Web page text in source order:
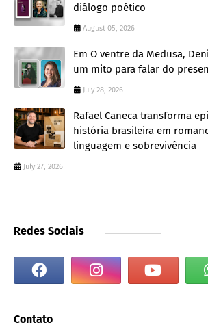
diálogo poético
August 05, 2026
Em O ventre da Medusa,
um mito para falar do
July 28, 2026
Rafael Caneca transforma
história brasileira em
linguagem e sobrevivência
July 27, 2026
Redes Sociais
Contato